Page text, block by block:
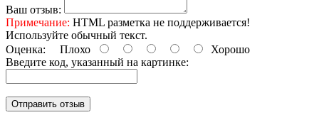
Ваш отзыв:
Примечание: HTML разметка не поддерживается!
Используйте обычный текст.
Оценка: Плохо
Хорошо
Введите код, указанный на картинке:
Отправить отзыв